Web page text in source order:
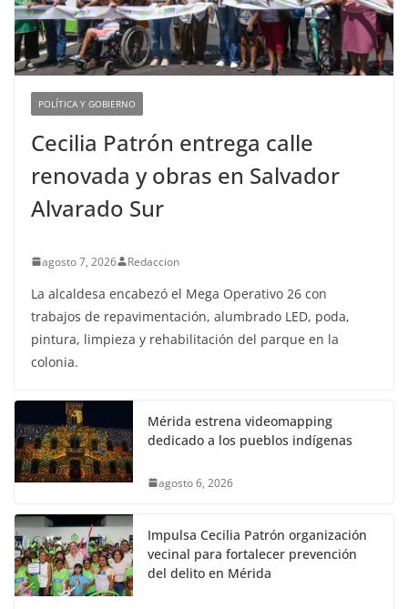
POLÍTICA Y GOBIERNO
Cecilia Patrón entrega calle
renovada y obras en Salvador
Alvarado Sur
agosto 7, 2026 Redaccion
La alcaldesa encabezó el Mega Operativo 26 con
trabajos de repavimentación, alumbrado LED, poda,
pintura, limpieza y rehabilitación del parque en la
colonia.
Mérida estrena videomapping
dedicado a los pueblos indígenas
agosto 6, 2026
Impulsa Cecilia Patrón organización
vecinal para fortalecer prevención
del delito en Mérida